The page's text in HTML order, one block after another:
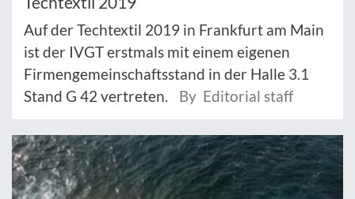
Auf der Techtextil 2019 in Frankfurt am Main
ist der IVGT erstmals mit einem eigenen
Firmengemeinschaftsstand in der Halle 3.1
Stand G 42 vertreten.
By Editorial staff